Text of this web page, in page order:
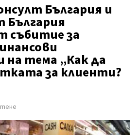
България и
България
събитие за
на тема „Как да
за клиенти?